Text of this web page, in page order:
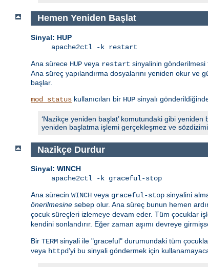
Hemen Yeniden Başlat
Sinyal: HUP
apache2ctl -k restart
Ana sürece HUP veya restart sinyalinin gönderilmesi
Ana süreç yapılandırma dosyalarını yeniden okur ve
başlar.
mod_status kullanıcıları bir HUP sinyalı
‘Nazikçe yeniden başlat’ komutundaki gibi yeniden
yeniden başlatma işlemi gerçekleşmez ve sözdizimi
Nazikçe Durdur
Sinyal: WINCH
apache2ctl -k graceful-stop
Ana sürecin WINCH veya graceful-stop sinyalini
önerilmesine sebep olur. Ana süreç bunun hemen
çocuk süreçleri izlemeye devam eder. Tüm çocuklar
kendini sonlandırır. Eğer zaman aşımı devreye
Bir TERM sinyali ile "graceful" durumundaki tüm
veya httpd’yi bu sinyali göndermek için